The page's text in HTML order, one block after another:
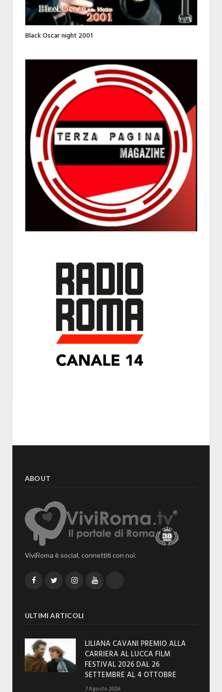
Black Oscar night 2001
ABOUT
ViviRoma è social, connettiti con noi:
FacebookTwitterInstagramYouTube
ULTIMI ARTICOLI
LILIANA CAVANI PREMIO ALLA
CARRIERA AL LUCCA FILM
FESTIVAL 2026 DAL 26
SETTEMBRE AL 4 OTTOBRE
7 Agosto 2026